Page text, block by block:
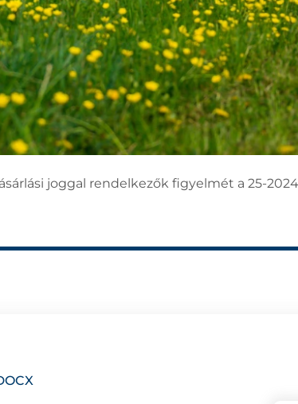
joggal rendelkezők figyelmét a 25-